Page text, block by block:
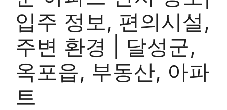
입주 정보, 편의시설,
주변 환경 | 달성군,
옥포읍, 부동산, 아파
트